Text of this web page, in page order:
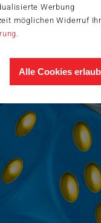
Werbung
möglichen Widerruf
Alle Cookies